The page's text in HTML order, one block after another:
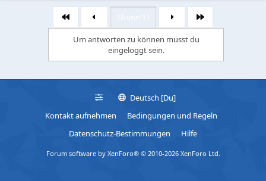
Erste
Letzte
Um antworten zu können musst du
eingeloggt sein.
Deutsch [Du]
Kontakt aufnehmen
Bedingungen und Regeln
Datenschutz-Bestimmungen
Hilfe
Forum software by XenForo® © 2010-2026 XenForo Ltd.